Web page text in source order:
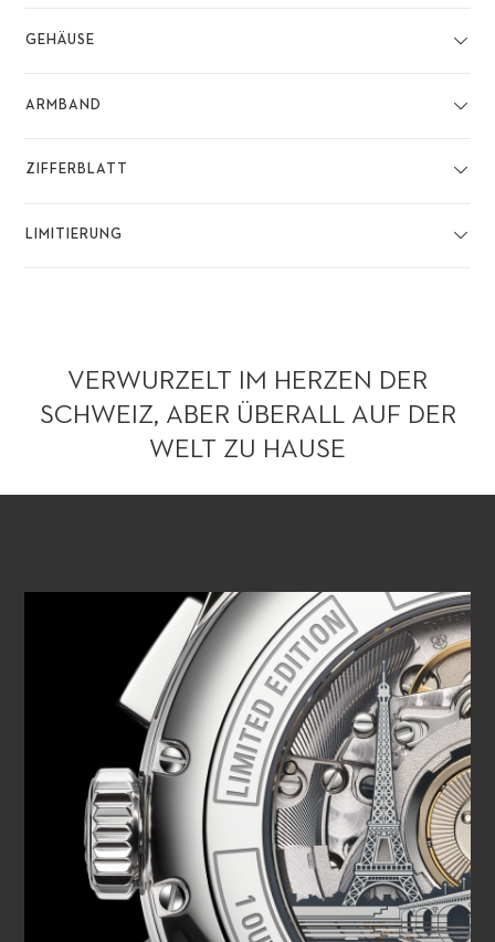
GEHÄUSE
ARMBAND
ZIFFERBLATT
LIMITIERUNG
VERWURZELT IM HERZEN DER
SCHWEIZ, ABER ÜBERALL AUF DER
WELT ZU HAUSE
VIDEO ABSPIELEN